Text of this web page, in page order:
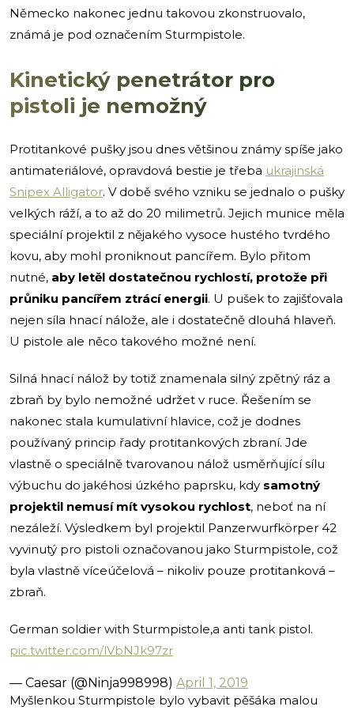
Německo nakonec jednu takovou zkonstruovalo,
známá je pod označením Sturmpistole.
Kinetický penetrátor pro
pistoli je nemožný
Protitankové pušky jsou dnes většinou známy spíše jako
antimateriálové, opravdová bestie je třeba ukrajinská
Snipex Alligator. V době svého vzniku se jednalo o pušky
velkých ráží, a to až do 20 milimetrů. Jejich munice měla
speciální projektil z nějakého vysoce hustého tvrdého
kovu, aby mohl proniknout pancířem. Bylo přitom
nutné, aby letěl dostatečnou rychlostí, protože při
průniku pancířem ztrácí energii. U pušek to zajišťovala
nejen síla hnací nálože, ale i dostatečně dlouhá hlaveň.
U pistole ale něco takového možné není.
Silná hnací nálož by totiž znamenala silný zpětný ráz a
zbraň by bylo nemožné udržet v ruce. Řešením se
nakonec stala kumulativní hlavice, což je dodnes
používaný princip řady protitankových zbraní. Jde
vlastně o speciálně tvarovanou nálož usměrňující sílu
výbuchu do jakéhosi úzkého paprsku, kdy samotný
projektil nemusí mít vysokou rychlost, neboť na ní
nezáleží. Výsledkem byl projektil Panzerwurfkörper 42
vyvinutý pro pistoli označovanou jako Sturmpistole, což
byla vlastně víceúčelová – nikoliv pouze protitanková –
zbraň.
German soldier with Sturmpistole,a anti tank pistol.
pic.twitter.com/lVbNJk97zr
— Caesar (@Ninja998998) April 1, 2019
Myšlenkou Sturmpistole bylo vybavit pěšáka malou